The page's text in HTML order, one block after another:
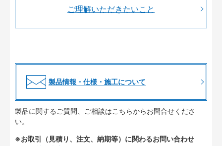
ご理解いただきたいこと
製品情報・仕様・施工について
製品に関するご質問、ご相談はこちらからお問合せくださ
い。
※お取引（見積り、注文、納期等）に関わるお問い合わせ